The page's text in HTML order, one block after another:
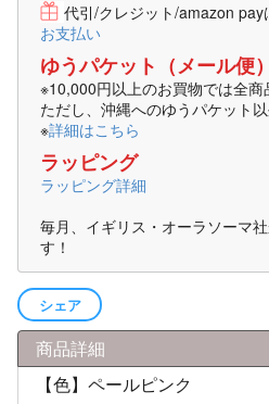
代引/クレジット/amazon
お支払い
ゆうパケット（メール便
※10,000円以上のお買物では全商
ただし、沖縄へのゆうパケット
※詳細はこちら
ラッピング
ラッピング詳細
毎月、イギリス・オーラソーマ
す！
シェア
商品詳細
【色】ペールピンク